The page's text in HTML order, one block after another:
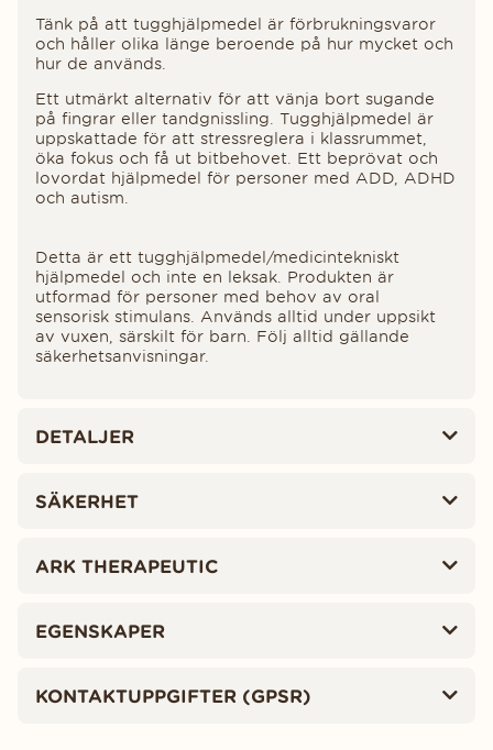
Tänk på att tugghjälpmedel är förbrukningsvaror
och håller olika länge beroende på hur mycket och
hur de används.
Ett utmärkt alternativ för att vänja bort sugande
på fingrar eller tandgnissling. Tugghjälpmedel är
uppskattade för att stressreglera i klassrummet,
öka fokus och få ut bitbehovet. Ett beprövat och
lovordat hjälpmedel för personer med ADD, ADHD
och autism.
Detta är ett tugghjälpmedel/medicintekniskt
hjälpmedel och inte en leksak. Produkten är
utformad för personer med behov av oral
sensorisk stimulans. Används alltid under uppsikt
av vuxen, särskilt för barn. Följ alltid gällande
säkerhetsanvisningar.
DETALJER
SÄKERHET
ARK THERAPEUTIC
EGENSKAPER
KONTAKTUPPGIFTER (GPSR)